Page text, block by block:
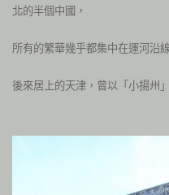
北的半個中國，
所有的繁華幾乎都集中在運河沿
後來居上的天津，曾以「小揚州